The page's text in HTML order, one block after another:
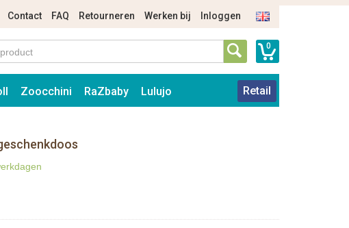
Contact FAQ Retourneren Werken bij Inloggen
0
Zoocchini RaZbaby Lulujo Retail